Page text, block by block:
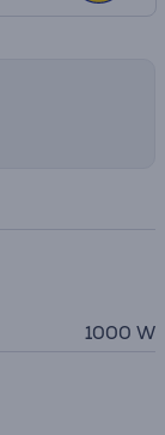
1000 W